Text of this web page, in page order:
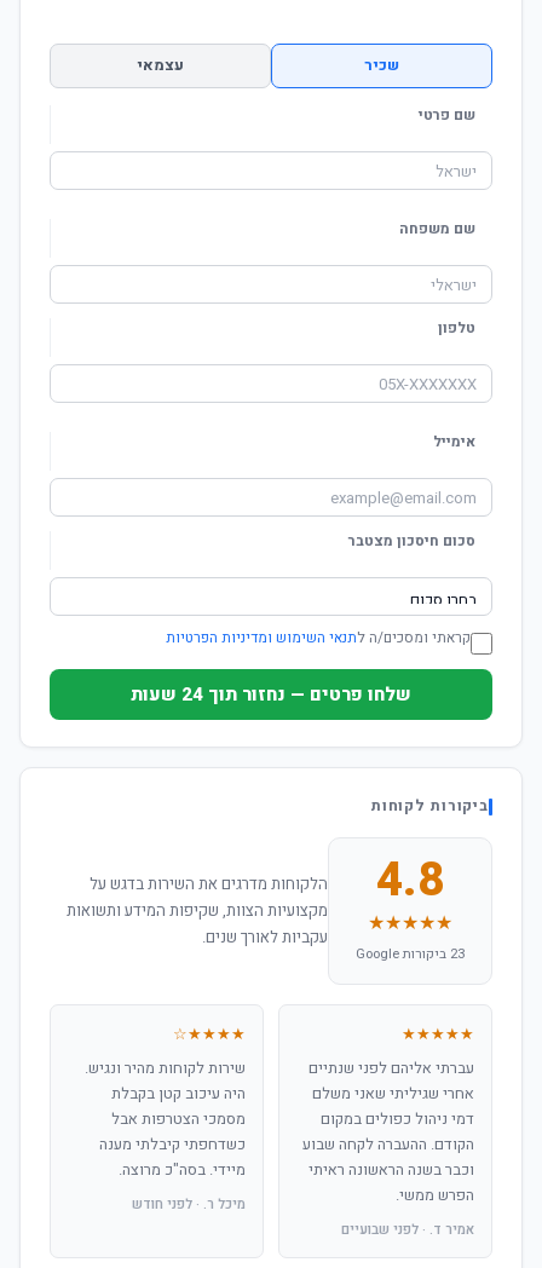
שכיר עצמאי
שם פרטי
שם משפחה
טלפון
אימייל
סכום חיסכון מצטבר
קראתי ומסכים/ה לתנאי השימוש ומדיניות הפרטיות
שלחו פרטים — נחזור תוך 24 שעות
ביקורות לקוחות
4.8
★★★★★
23 ביקורות Google
הלקוחות מדרגים את השירות בדגש על
מקצועיות הצוות, שקיפות המידע ותשואות
עקביות לאורך שנים.
★★★★★
עברתי אליהם לפני שנתיים
אחרי שגיליתי שאני משלם
דמי ניהול כפולים במקום
הקודם. ההעברה לקחה שבוע
וכבר בשנה הראשונה ראיתי
הפרש ממשי.
אמיר ד. · לפני שבועיים
★★★★☆
שירות לקוחות מהיר ונגיש.
היה עיכוב קטן בקבלת
מסמכי הצטרפות אבל
כשדחפתי קיבלתי מענה
מיידי. בסה"כ מרוצה.
מיכל ר. · לפני חודש